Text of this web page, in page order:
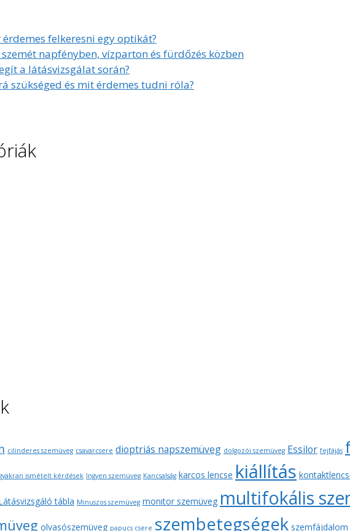
felkeresni egy optikát?
napfényben, vízparton és fürdőzés közben
a látásvizsgálat során?
szükséged és mit érdemes tudni róla?
cilinderes szemüveg csavarcsere dioptriás napszemüveg dolgozói szemüveg Essilor fejfájás
ismételt kérdések Ingyen szemüveg Kancsalság karcos lencse kiállítás
tábla Minuszos szemüveg monitor szemüveg multifokális
olvasószemüveg papucs csere szembetegségek szemfájdalom